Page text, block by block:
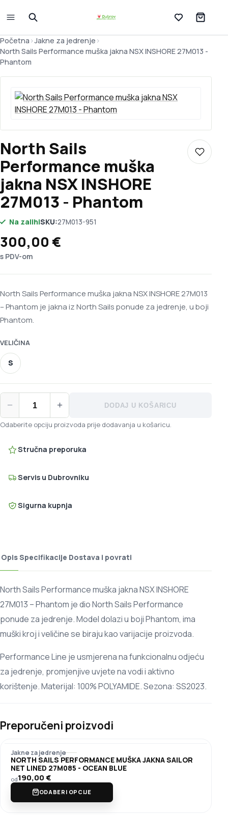
Lista želja
Početna >Jakne za jedrenje >
North Sails Performance muška jakna NSX INSHORE 27M013 -
Phantom
North Sails
Performance muška
jakna NSX INSHORE
27M013 - Phantom
Dodaj
Na zalihiSKU:27M013-951
300,00 €
s PDV-om
North Sails Performance muška jakna NSX INSHORE 27M013
– Phantom je jakna iz North Sails ponude za jedrenje, u boji
Phantom.
VELIČINA
S
−
North Sails Performance muška jakna NSX INSHORE 27M013
+ DODAJ U KOŠARICU
Odaberite opciju proizvoda prije dodavanja u košaricu.
Stručna preporuka
Servis u Dubrovniku
Sigurna kupnja
OpisSpecifikacije Dostava i povrati
North Sails Performance muška jakna NSX INSHORE
27M013 – Phantom je dio North Sails Performance
ponude za jedrenje. Model dolazi u boji Phantom, ima
muški kroj i veličine se biraju kao varijacije proizvoda.
Performance Line je usmjerena na funkcionalnu odjeću
za jedrenje, promjenjive uvjete na vodi i aktivno
korištenje. Materijal: 100% POLYAMIDE. Sezona: SS2023.
Preporučeni proizvodi
Jakne za jedrenje
NORTH SAILS PERFORMANCE MUŠKA JAKNA SAILOR
NET LINED 27M085 - OCEAN BLUE
od190,00€
ODABERI OPCIJE